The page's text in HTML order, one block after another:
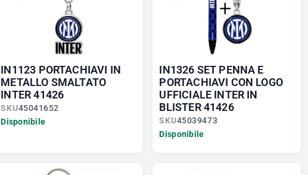
IN1123 PORTACHIAVI IN
METALLO SMALTATO
INTER 41426
SKU45041652
Disponibile
IN1326 SET PENNA E
PORTACHIAVI CON LOGO
UFFICIALE INTER IN
BLISTER 41426
SKU45039473
Disponibile